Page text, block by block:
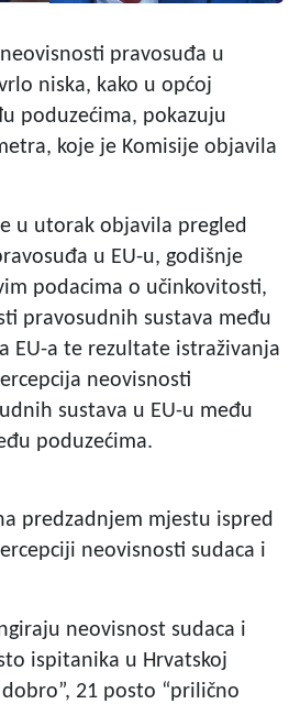
pravosuđa u
niska, kako u općoj
poduzećima, pokazuju
koje je Komisije objavila
u utorak objavila pregled
u EU-u, godišnje
podacima o učinkovitosti,
pravosudnih sustava među
EU-a te rezultate istraživanja
neovisnosti
sustava u EU-u među
poduzećima.
predzadnjem mjestu ispred
neovisnosti sudaca i
neovisnost sudaca i
ispitanika u Hrvatskoj
21 posto “prilično